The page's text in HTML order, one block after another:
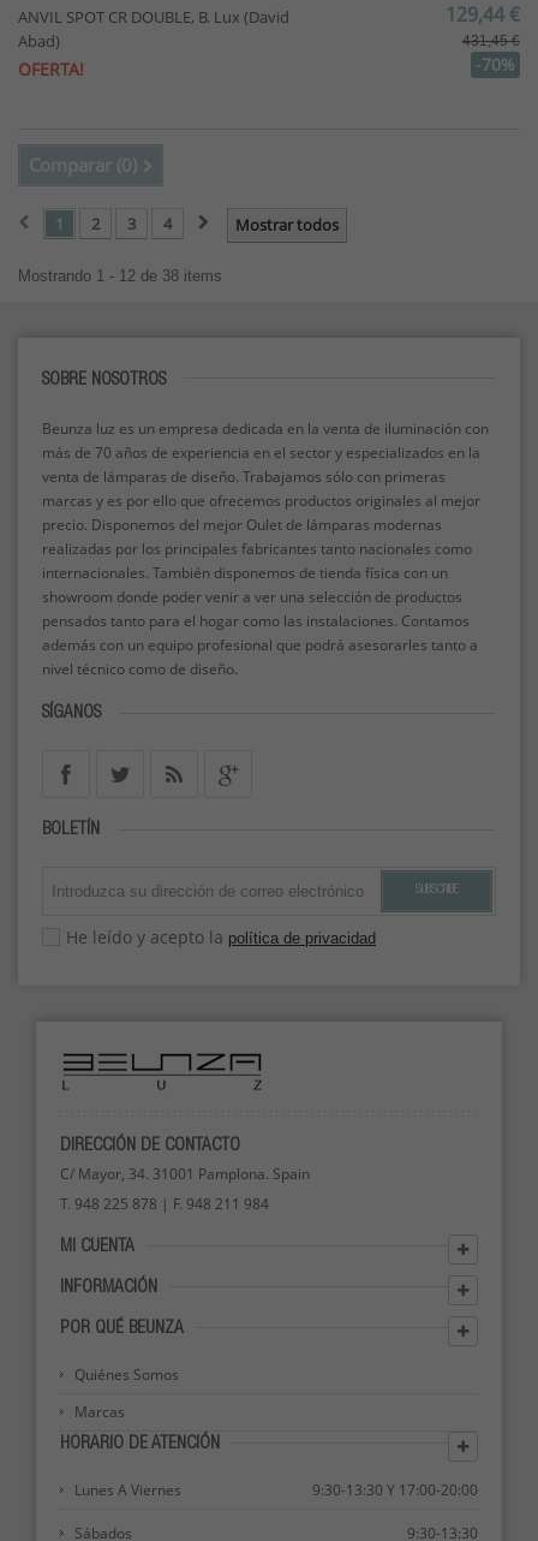
ANVIL SPOT CR DOUBLE, B. Lux (David
Abad)
OFERTA!
129,44 €
431,45 €
-70%
Comparar (0)
Mostrar todos
1 2 3 4
Mostrando 1 - 12 de 38 items
SOBRE NOSOTROS
Beunza luz es un empresa dedicada en la venta de iluminación con
más de 70 años de experiencia en el sector y especializados en la
venta de lámparas de diseño. Trabajamos sólo con primeras
marcas y es por ello que ofrecemos productos originales al mejor
precio. Disponemos del mejor Oulet de lámparas modernas
realizadas por los principales fabricantes tanto nacionales como
internacionales. También disponemos de tienda física con un
showroom donde poder venir a ver una selección de productos
pensados tanto para el hogar como las instalaciones. Contamos
además con un equipo profesional que podrá asesorarles tanto a
nivel técnico como de diseño.
SÍGANOS
BOLETÍN
SUBSCRIBE
He leído y acepto la política de privacidad
DIRECCIÓN DE CONTACTO
C/ Mayor, 34. 31001 Pamplona. Spain
T. 948 225 878 | F. 948 211 984
MI CUENTA
INFORMACIÓN
POR QUÉ BEUNZA
Quiénes Somos
Marcas
HORARIO DE ATENCIÓN
Lunes A Viernes 9:30-13:30 Y 17:00-20:00
Sábados 9:30-13:30